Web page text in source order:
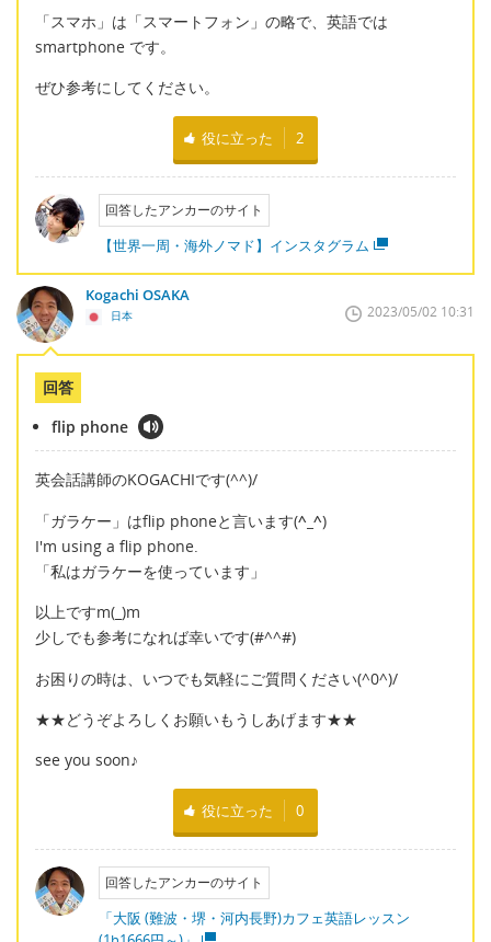
「スマホ」は「スマートフォン」の略で、英語では
smartphone です。
ぜひ参考にしてください。
役に立った 2
回答したアンカーのサイト
【世界一周・海外ノマド】インスタグラム
Kogachi OSAKA
日本 2023/05/02 10:31
回答
flip phone
英会話講師のKOGACHIです(^^)/
「ガラケー」はflip phoneと言います(^_^)
I'm using a flip phone.
「私はガラケーを使っています」
以上ですm(_)m
少しでも参考になれば幸いです(#^^#)
お困りの時は、いつでも気軽にご質問ください(^0^)/
★★どうぞよろしくお願いもうしあげます★★
see you soon♪
役に立った 0
回答したアンカーのサイト
「大阪 (難波・堺・河内長野)カフェ英語レッスン